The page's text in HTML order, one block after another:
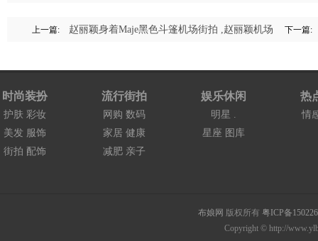
上一篇: 赵丽颖身着Maje黑色斗篷机场街拍 ,赵丽颖机场 下一篇:
时尚装扮
护肤 彩妆
美发 服饰
街拍 配饰
流行街拍
网购 数码
家居 健康
减肥 亲子
娱乐休闲
明星 .
星座 图库
热
情
布娘网 版权所有 粤ICP备
Copyright © http://